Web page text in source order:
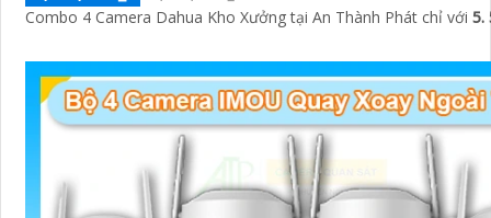
Combo 4 Camera Dahua Kho Xưởng tại An Thành Phát chỉ với 5.